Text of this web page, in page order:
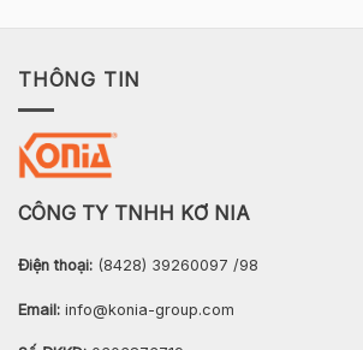
THÔNG TIN
CÔNG TY TNHH KƠ NIA
Điện thoại: (8428) 39260097 /98
Email: info@konia-group.com